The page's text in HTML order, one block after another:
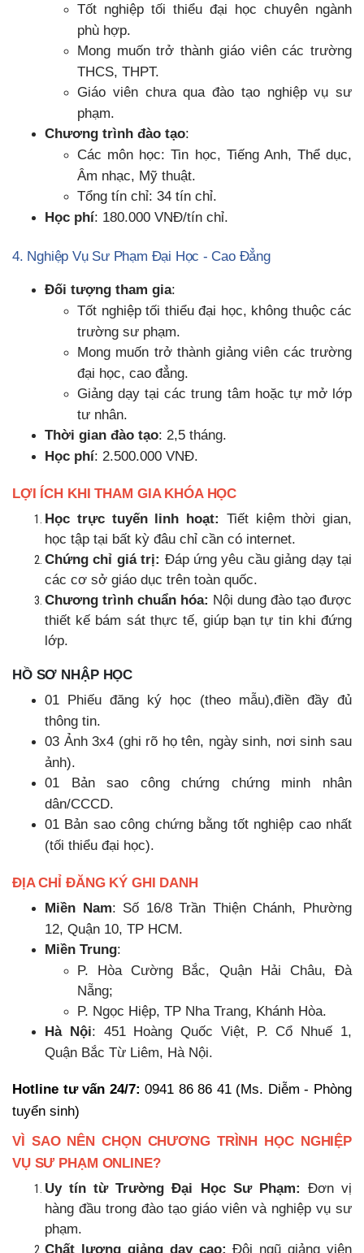
Tốt nghiệp tối thiểu đại học chuyên ngành
phù hợp.
Mong muốn trở thành giáo viên các trường
THCS, THPT.
Giáo viên chưa qua đào tạo nghiệp vụ sư
phạm.
Chương trình đào tạo:
Các môn học: Tin học, Tiếng Anh, Thể dục,
Âm nhạc, Mỹ thuật.
Tổng tín chỉ: 34 tín chỉ.
Học phí: 180.000 VNĐ/tín chỉ.
4. Nghiệp Vụ Sư Phạm Đại Học - Cao Đẳng
Đối tượng tham gia:
Tốt nghiệp tối thiểu đại học, không thuộc các
trường sư phạm.
Mong muốn trở thành giảng viên các trường
đại học, cao đẳng.
Giảng dạy tại các trung tâm hoặc tự mở lớp
tư nhân.
Thời gian đào tạo: 2,5 tháng.
Học phí: 2.500.000 VNĐ.
LỢI ÍCH KHI THAM GIA KHÓA HỌC
Học trực tuyến linh hoạt: Tiết kiệm thời gian,
học tập tại bất kỳ đâu chỉ cần có internet.
Chứng chỉ giá trị: Đáp ứng yêu cầu giảng dạy tại
các cơ sở giáo dục trên toàn quốc.
Chương trình chuẩn hóa: Nội dung đào tạo được
thiết kế bám sát thực tế, giúp bạn tự tin khi đứng
lớp.
HỒ SƠ NHẬP HỌC
01 Phiếu đăng ký học (theo mẫu),điền đầy đủ
thông tin.
03 Ảnh 3x4 (ghi rõ họ tên, ngày sinh, nơi sinh sau
ảnh).
01 Bản sao công chứng chứng minh nhân
dân/CCCD.
01 Bản sao công chứng bằng tốt nghiệp cao nhất
(tối thiểu đại học).
ĐỊA CHỈ ĐĂNG KÝ GHI DANH
Miền Nam: Số 16/8 Trần Thiện Chánh, Phường
12, Quận 10, TP HCM.
Miền Trung:
P. Hòa Cường Bắc, Quận Hải Châu, Đà
Nẵng;
P. Ngọc Hiệp, TP Nha Trang, Khánh Hòa.
Hà Nội: 451 Hoàng Quốc Việt, P. Cổ Nhuế 1,
Quận Bắc Từ Liêm, Hà Nội.
Hotline tư vấn 24/7: 0941 86 86 41 (Ms. Diễm - Phòng
tuyển sinh)
VÌ SAO NÊN CHỌN CHƯƠNG TRÌNH HỌC NGHIỆP
VỤ SƯ PHẠM ONLINE?
Uy tín từ Trường Đại Học Sư Phạm: Đơn vị
hàng đầu trong đào tạo giáo viên và nghiệp vụ sư
phạm.
Chất lượng giảng dạy cao: Đội ngũ giảng viên